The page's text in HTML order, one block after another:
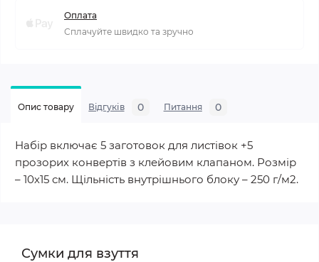
Оплата
Сплачуйте швидко та зручно
Опис товару Відгуків 0 Питання 0
Набір включає 5 заготовок для листівок +5
прозорих конвертів з клейовим клапаном. Розмір
– 10х15 см. Щільність внутрішнього блоку – 250 г/м2.
Сумки для взуття